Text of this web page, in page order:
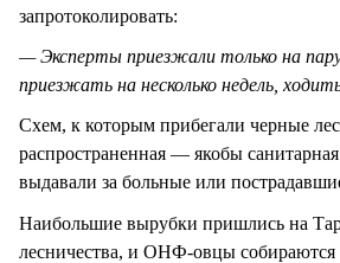
запротоколировать:
— Эксперты приезжали только на
приезжать на несколько недель,
Схем, к которым прибегали черные
распространенная — якобы
выдавали за больные или
Наибольшие вырубки пришлись на
лесничества, и ОНФ-овцы собираются